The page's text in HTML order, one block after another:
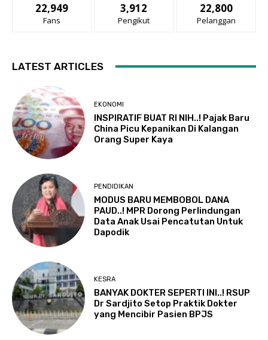
22,949
Fans
3,912
Pengikut
22,800
Pelanggan
LATEST ARTICLES
EKONOMI
INSPIRATIF BUAT RI NIH..! Pajak Baru
China Picu Kepanikan Di Kalangan
Orang Super Kaya
PENDIDIKAN
MODUS BARU MEMBOBOL DANA
PAUD..! MPR Dorong Perlindungan
Data Anak Usai Pencatutan Untuk
Dapodik
KESRA
BANYAK DOKTER SEPERTI INI..! RSUP
Dr Sardjito Setop Praktik Dokter
yang Mencibir Pasien BPJS